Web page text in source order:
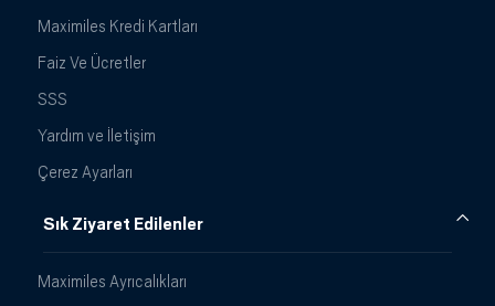
Maximiles Kredi Kartları
Faiz Ve Ücretler
SSS
Yardım ve İletişim
Çerez Ayarları
Sık Ziyaret Edilenler
Maximiles Ayrıcalıkları